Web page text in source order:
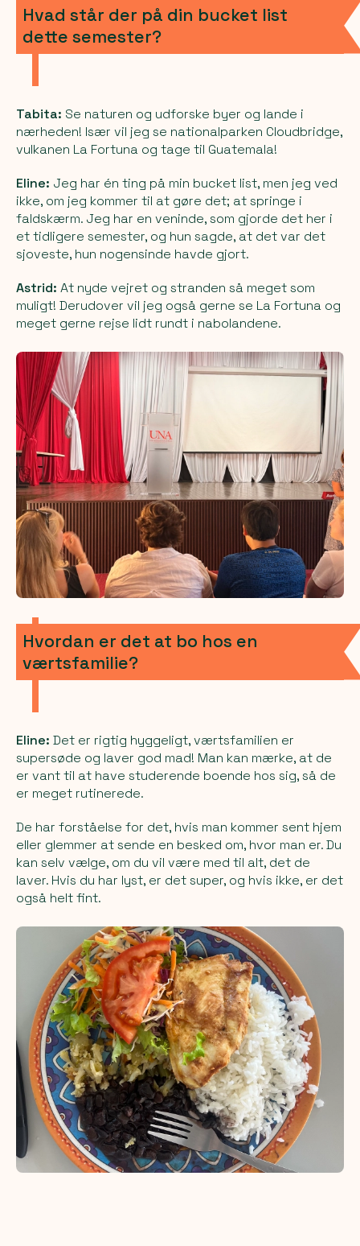
Hvad står der på din bucket list
dette semester?
Tabita: Se naturen og udforske byer og lande i
nærheden! Især vil jeg se nationalparken Cloudbridge,
vulkanen La Fortuna og tage til Guatemala!
Eline: Jeg har én ting på min bucket list, men jeg ved
ikke, om jeg kommer til at gøre det; at springe i
faldskærm. Jeg har en veninde, som gjorde det her i
et tidligere semester, og hun sagde, at det var det
sjoveste, hun nogensinde havde gjort.
Astrid: At nyde vejret og stranden så meget som
muligt! Derudover vil jeg også gerne se La Fortuna og
meget gerne rejse lidt rundt i nabolandene.
Hvordan er det at bo hos en
værtsfamilie?
Eline: Det er rigtig hyggeligt, værtsfamilien er
supersøde og laver god mad! Man kan mærke, at de
er vant til at have studerende boende hos sig, så de
er meget rutinerede.
De har forståelse for det, hvis man kommer sent hjem
eller glemmer at sende en besked om, hvor man er. Du
kan selv vælge, om du vil være med til alt, det de
laver. Hvis du har lyst, er det super, og hvis ikke, er det
også helt fint.